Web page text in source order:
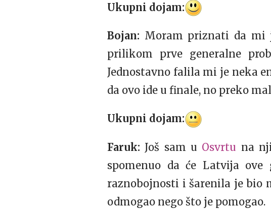
Ukupni dojam:
Bojan: Moram priznati da mi
prilikom prve generalne
Jednostavno falila mi je neka
da ovo ide u finale, no preko
Ukupni dojam:
Faruk: Još sam u Osvrtu na
spomenuo da će Latvija
raznobojnosti i šarenila je bio
odmogao nego što je pomogao.